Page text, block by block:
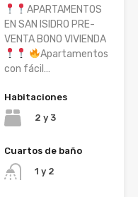
APARTAMENTOS
EN SAN ISIDRO PRE-
VENTA BONO VIVIENDA
Apartamentos
con fácil…
Habitaciones
2 y 3
Cuartos de baño
1 y 2